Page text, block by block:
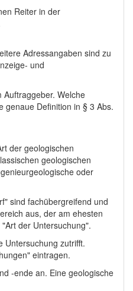
Reiter in der
Adressangaben sind zu
und
Welche
genaue Definition in § 3 Abs.
der geologischen
geologischen
oder
sind fachübergreifend und
aus, der am ehesten
der Untersuchung".
Untersuchung zutrifft.
eintragen.
-ende an. Eine geologische